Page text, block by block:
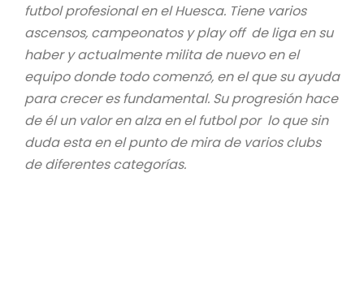
futbol profesional en el Huesca. Tiene varios
ascensos, campeonatos y play off de liga en su
haber y actualmente milita de nuevo en el
equipo donde todo comenzó, en el que su ayuda
para crecer es fundamental. Su progresión hace
de él un valor en alza en el futbol por lo que sin
duda esta en el punto de mira de varios clubs
de diferentes categorías.